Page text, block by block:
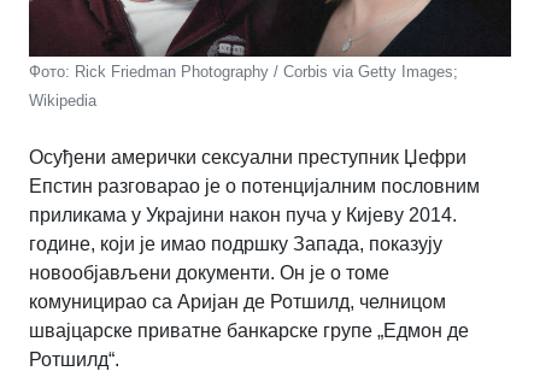
Фото: Rick Friedman Photography / Corbis via Getty Images;
Wikipedia
Осуђени амерички сексуални преступник Џефри
Епстин разговарао је о потенцијалним пословним
приликама у Украјини након пуча у Кијеву 2014.
године, који је имао подршку Запада, показују
новообјављени документи. Он је о томе
комуницирао са Аријан де Ротшилд, челницом
швајцарске приватне банкарске групе „Едмон де
Ротшилд“.